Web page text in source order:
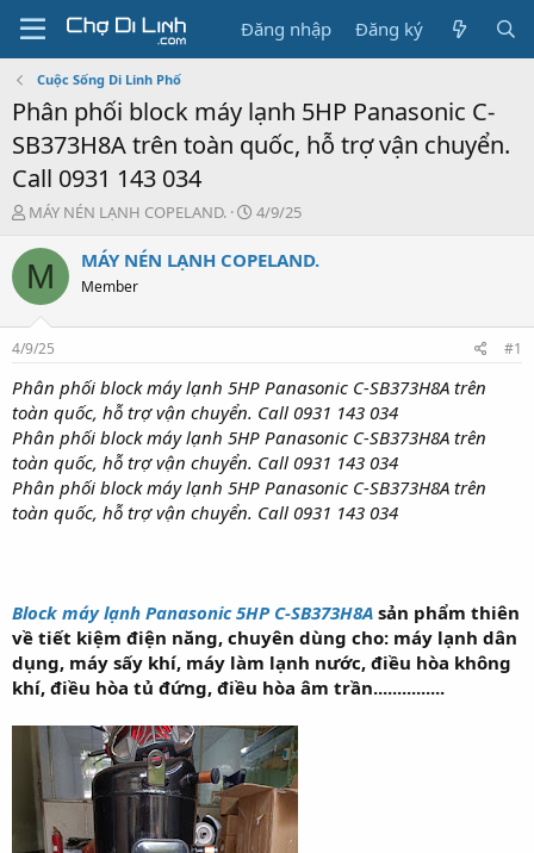
Đăng nhập Đăng ký
Cuộc Sống Di Linh Phố
Phân phối block máy lạnh 5HP Panasonic C-
SB373H8A trên toàn quốc, hỗ trợ vận chuyển.
Call 0931 143 034
T
r
e
a
s
t
a
r
t
e
r
MÁY NÉN LẠNH COPELAND.
N
à
4/9/25
M MÁY NÉN LẠNH COPELAND.
Member
4/9/25 #1
Phân phối block máy lạnh 5HP Panasonic C-SB373H8A trên
toàn quốc, hỗ trợ vận chuyển. Call 0931 143 034
Phân phối block máy lạnh 5HP Panasonic C-SB373H8A trên
toàn quốc, hỗ trợ vận chuyển. Call 0931 143 034
Phân phối block máy lạnh 5HP Panasonic C-SB373H8A trên
toàn quốc, hỗ trợ vận chuyển. Call 0931 143 034
Block máy lạnh Panasonic 5HP C-SB373H8A sản phẩm thiên
về tiết kiệm điện năng, chuyên dùng cho: máy lạnh dân
dụng, máy sấy khí, máy làm lạnh nước, điều hòa không
khí, điều hòa tủ đứng, điều hòa âm trần...............